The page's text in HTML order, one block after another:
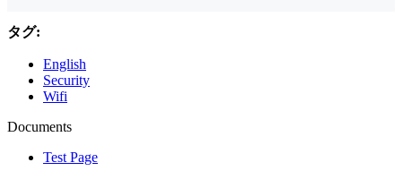
タグ:
English
Security
Wifi
Documents
Test Page